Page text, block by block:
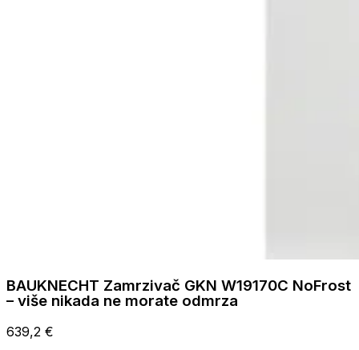
BAUKNECHT Zamrzivač GKN W19170C NoFrost
– više nikada ne morate odmrza
639,2 €